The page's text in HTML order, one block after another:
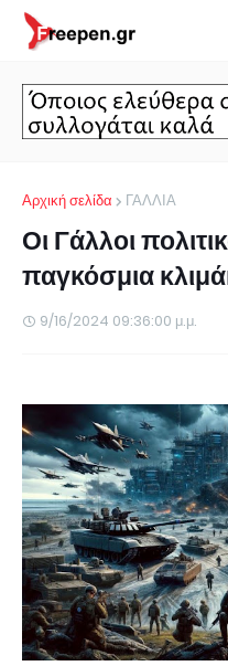
Αρχική σελίδα ΓΑΛΛΙΑ
Οι Γάλλοι
παγκόσμια
9/16/2024 09:36:00 μ.μ.